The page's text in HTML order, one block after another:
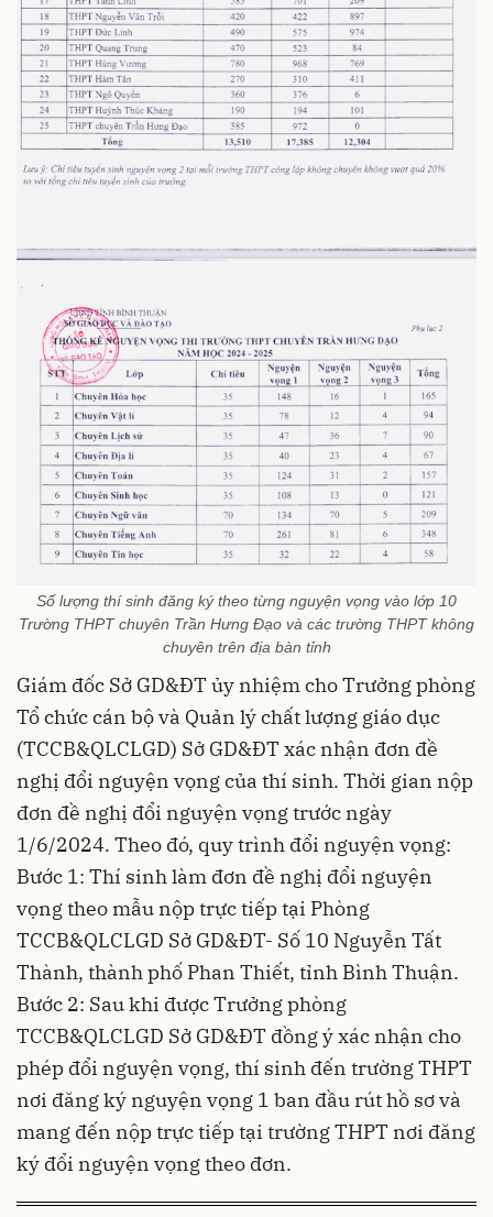
Số lượng thí sinh đăng ký theo từng nguyện vọng vào lớp 10
Trường THPT chuyên Trần Hưng Đạo và các trường THPT không
chuyên trên địa bàn tỉnh
Giám đốc Sở GD&ĐT ủy nhiệm cho Trưởng phòng
Tổ chức cán bộ và Quản lý chất lượng giáo dục
(TCCB&QLCLGD) Sở GD&ĐT xác nhận đơn đề
nghị đổi nguyện vọng của thí sinh. Thời gian nộp
đơn đề nghị đổi nguyện vọng trước ngày
1/6/2024. Theo đó, quy trình đổi nguyện vọng:
Bước 1: Thí sinh làm đơn đề nghị đổi nguyện
vọng theo mẫu nộp trực tiếp tại Phòng
TCCB&QLCLGD Sở GD&ĐT- Số 10 Nguyễn Tất
Thành, thành phố Phan Thiết, tỉnh Bình Thuận.
Bước 2: Sau khi được Trưởng phòng
TCCB&QLCLGD Sở GD&ĐT đồng ý xác nhận cho
phép đổi nguyện vọng, thí sinh đến trường THPT
nơi đăng ký nguyện vọng 1 ban đầu rút hồ sơ và
mang đến nộp trực tiếp tại trường THPT nơi đăng
ký đổi nguyện vọng theo đơn.